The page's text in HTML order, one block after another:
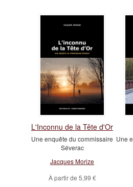
L'Inconnu de la Tête d'Or
Une enquête du commissaire
Séverac
Jacques Morize
À partir de 5,99 €
Une